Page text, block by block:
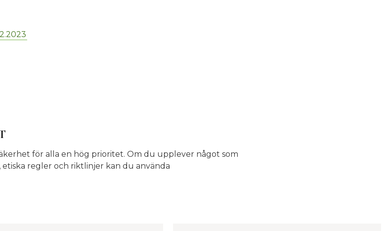
för alla en hög prioritet. Om du upplever något som
regler och riktlinjer kan du använda